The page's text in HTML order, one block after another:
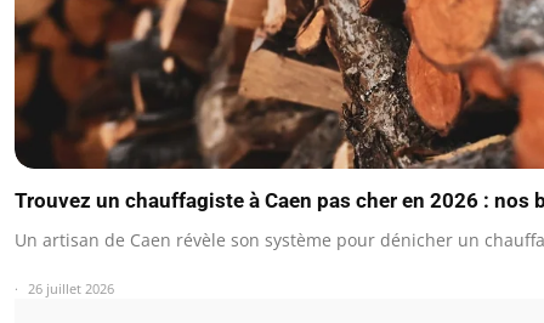
Trouvez un chauffagiste à Caen pas cher en 2026 : nos
Un artisan de Caen révèle son système pour dénicher un
26 juillet 2026